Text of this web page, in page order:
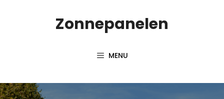
Zonnepanelen
MENU